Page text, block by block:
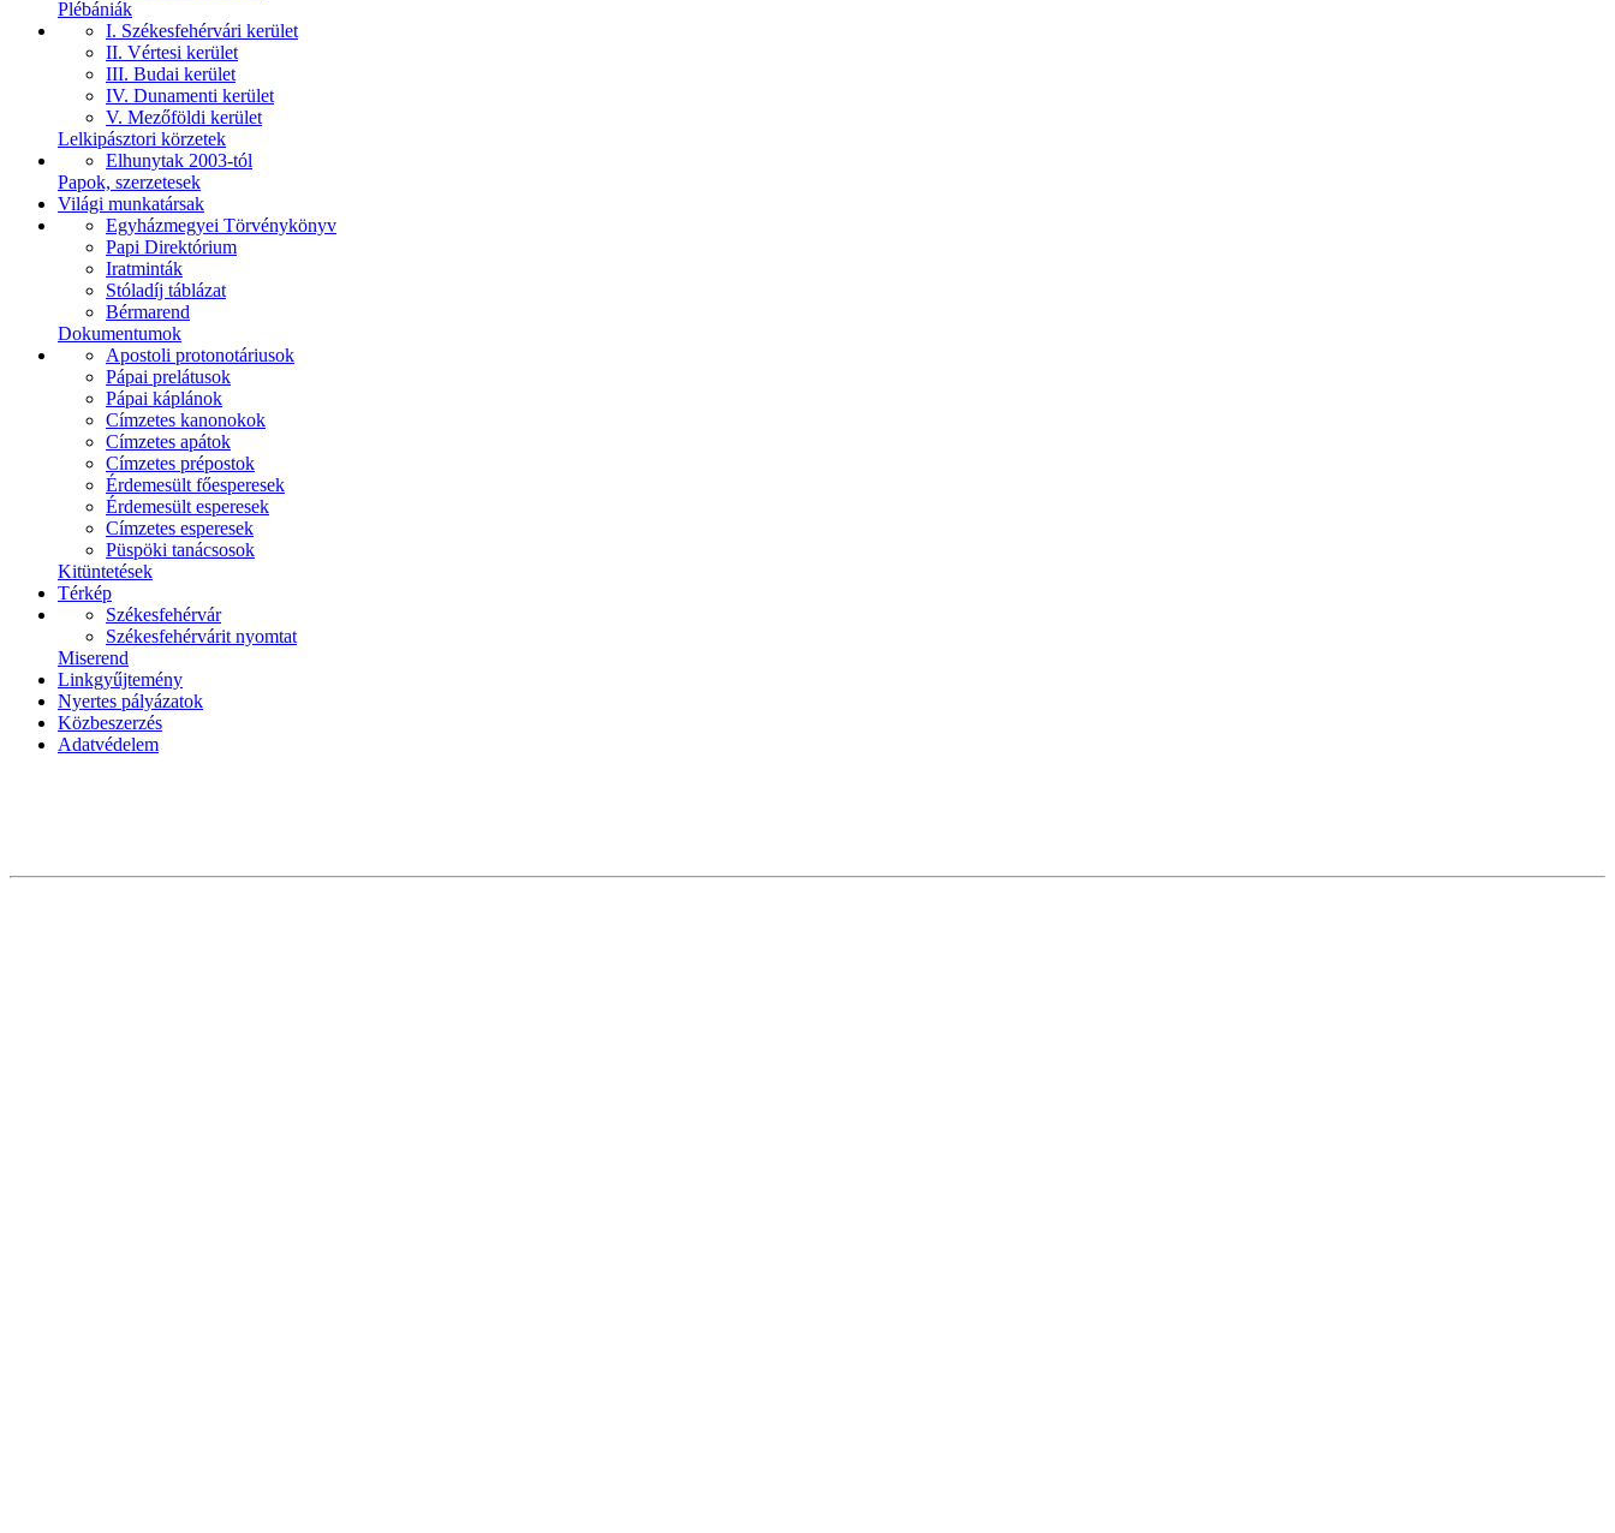
Plébániák
I. Székesfehérvári kerület
II. Vértesi kerület
III. Budai kerület
IV. Dunamenti kerület
V. Mezőföldi kerület
Lelkipásztori körzetek
Elhunytak 2003-tól
Papok, szerzetesek
Világi munkatársak
Egyházmegyei Törvénykönyv
Papi Direktórium
Iratminták
Stóladíj táblázat
Bérmarend
Dokumentumok
Apostoli protonotáriusok
Pápai prelátusok
Pápai káplánok
Címzetes kanonokok
Címzetes apátok
Címzetes prépostok
Érdemesült főesperesek
Érdemesült esperesek
Címzetes esperesek
Püspöki tanácsosok
Kitüntetések
Térkép
Székesfehérvár
Székesfehérvárit nyomtat
Miserend
Linkgyűjtemény
Nyertes pályázatok
Közbeszerzés
Adatvédelem